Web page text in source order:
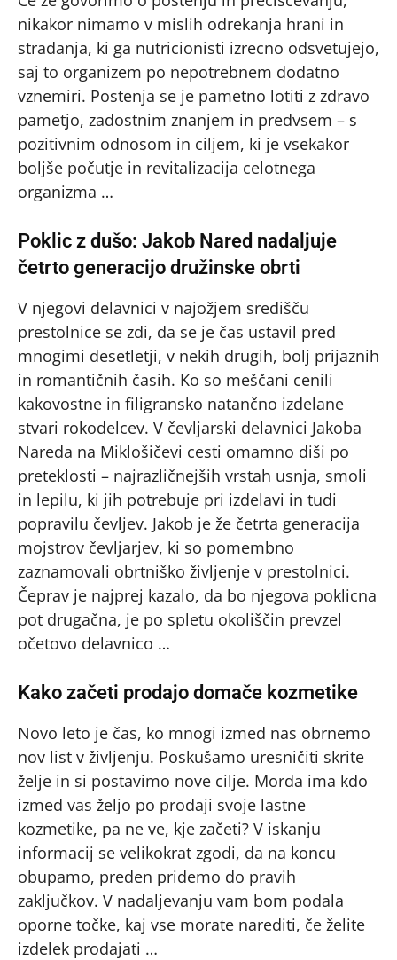
nikakor nimamo v mislih odrekanja hrani in
stradanja, ki ga nutricionisti izrecno odsvetujejo,
saj to organizem po nepotrebnem dodatno
vznemiri. Postenja se je pametno lotiti z zdravo
pametjo, zadostnim znanjem in predvsem – s
pozitivnim odnosom in ciljem, ki je vsekakor
boljše počutje in revitalizacija celotnega
organizma …
Poklic z dušo: Jakob Nared nadaljuje
četrto generacijo družinske obrti
V njegovi delavnici v najožjem središču
prestolnice se zdi, da se je čas ustavil pred
mnogimi desetletji, v nekih drugih, bolj prijaznih
in romantičnih časih. Ko so meščani cenili
kakovostne in filigransko natančno izdelane
stvari rokodelcev. V čevljarski delavnici Jakoba
Nareda na Miklošičevi cesti omamno diši po
preteklosti – najrazličnejših vrstah usnja, smoli
in lepilu, ki jih potrebuje pri izdelavi in tudi
popravilu čevljev. Jakob je že četrta generacija
mojstrov čevljarjev, ki so pomembno
zaznamovali obrtniško življenje v prestolnici.
Čeprav je najprej kazalo, da bo njegova poklicna
pot drugačna, je po spletu okoliščin prevzel
očetovo delavnico …
Kako začeti prodajo domače kozmetike
Novo leto je čas, ko mnogi izmed nas obrnemo
nov list v življenju. Poskušamo uresničiti skrite
želje in si postavimo nove cilje. Morda ima kdo
izmed vas željo po prodaji svoje lastne
kozmetike, pa ne ve, kje začeti? V iskanju
informacij se velikokrat zgodi, da na koncu
obupamo, preden pridemo do pravih
zaključkov. V nadaljevanju vam bom podala
oporne točke, kaj vse morate narediti, če želite
izdelek prodajati …